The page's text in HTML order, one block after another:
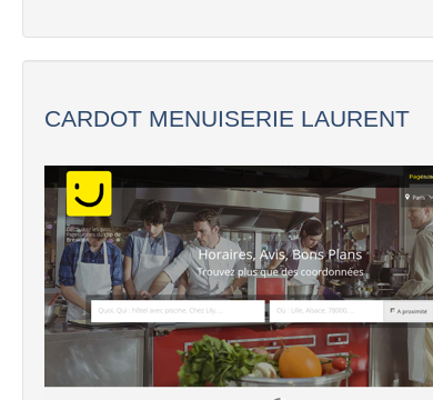
CARDOT MENUISERIE LAURENT